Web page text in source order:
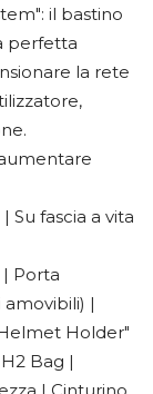
il bastino
perfetta
la rete
Su fascia a vita
Porta
|
Holder"
Bag |